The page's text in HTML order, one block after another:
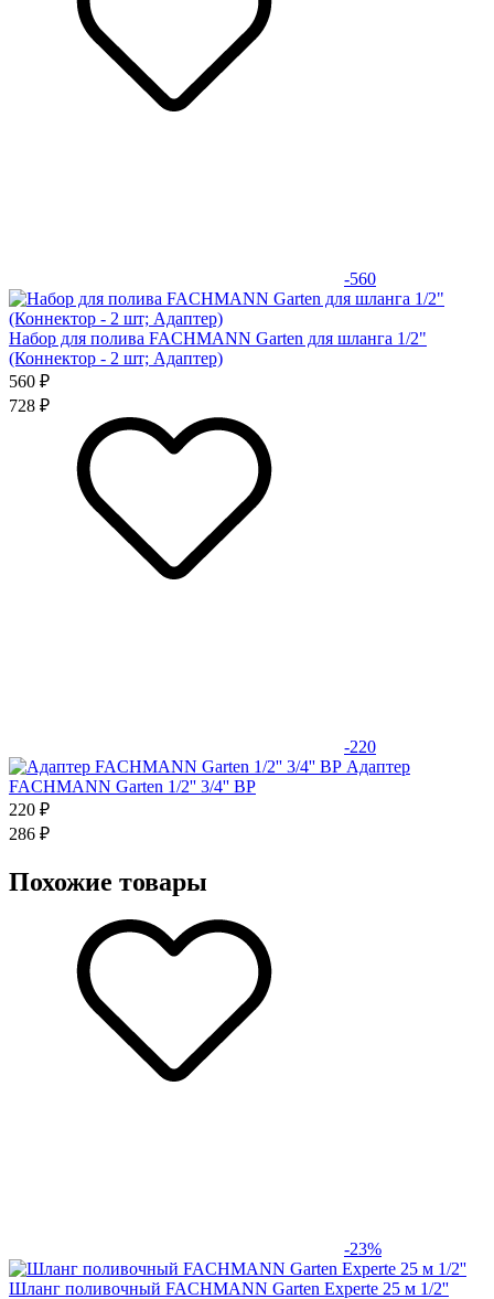
-560
Набор для полива FACHMANN Garten для шланга 1/2"
(Коннектор - 2 шт; Адаптер)
560 ₽
728 ₽
-220
Адаптер
FACHMANN Garten 1/2'' 3/4'' ВР
220 ₽
286 ₽
Похожие товары
-23%
Шланг поливочный FACHMANN Garten Experte 25 м 1/2''